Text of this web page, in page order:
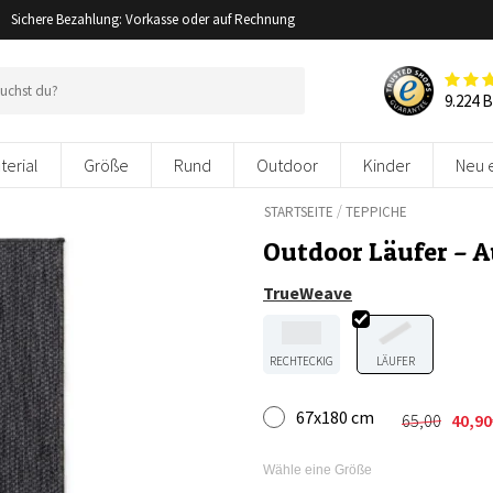
Sichere Bezahlung: Vorkasse oder auf Rechnung
9.224
Größe Rund Outdoor Kinder Neu
STARTSEITE /TEPPICHE
Outdoor Läufer –
TrueWeave
RECHTECKIG LÄUFER
67x180 cm 65,00 40,90
Aktueller
Wähle eine Größe